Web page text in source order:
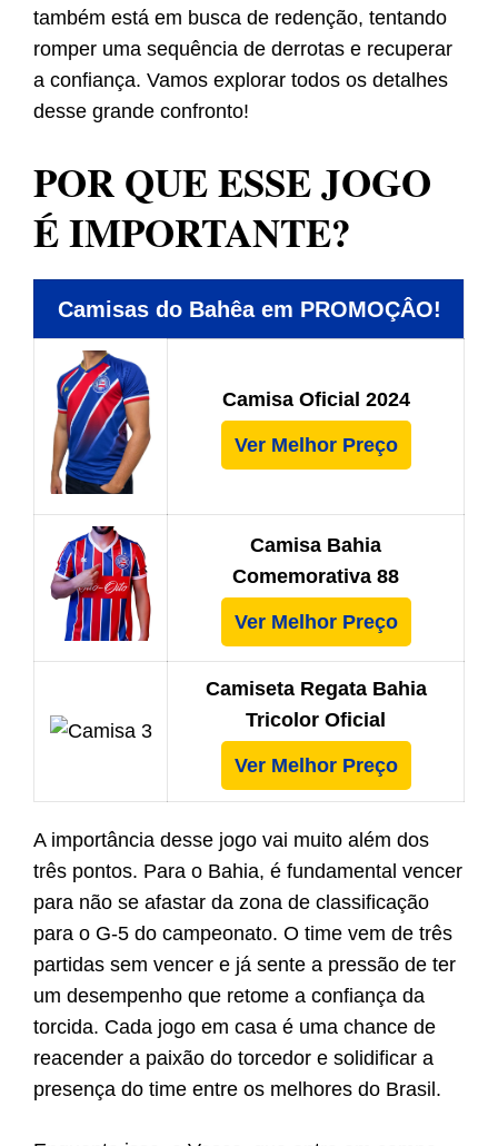
também está em busca de redenção, tentando
romper uma sequência de derrotas e recuperar
a confiança. Vamos explorar todos os detalhes
desse grande confronto!
POR QUE ESSE JOGO
É IMPORTANTE?
Camisas do Bahêa em PROMOÇÂO!
Camisa Oficial 2024
Ver Melhor Preço
Camisa Bahia
Comemorativa 88
Ver Melhor Preço
Camiseta Regata Bahia
Tricolor Oficial
Ver Melhor Preço
A importância desse jogo vai muito além dos
três pontos. Para o Bahia, é fundamental vencer
para não se afastar da zona de classificação
para o G-5 do campeonato. O time vem de três
partidas sem vencer e já sente a pressão de ter
um desempenho que retome a confiança da
torcida. Cada jogo em casa é uma chance de
reacender a paixão do torcedor e solidificar a
presença do time entre os melhores do Brasil.